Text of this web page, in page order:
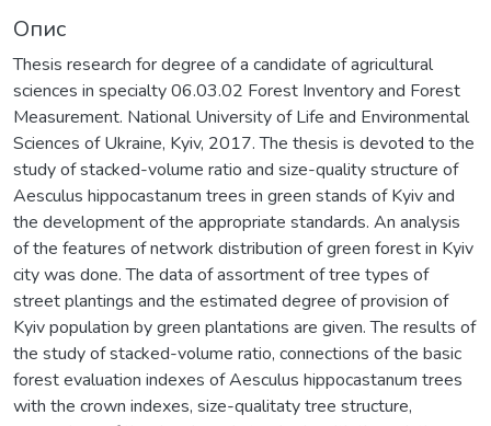
Опис
Thesis research for degree of a candidate of agricultural
sciences in specialty 06.03.02 Forest Inventory and Forest
Measurement. National University of Life and Environmental
Sciences of Ukraine, Kyiv, 2017. The thesis is devoted to the
study of stacked-volume ratio and size-quality structure of
Aesculus hippocastanum trees in green stands of Kyiv and
the development of the appropriate standards. An analysis
of the features of network distribution of green forest in Kyiv
city was done. The data of assortment of tree types of
street plantings and the estimated degree of provision of
Kyiv population by green plantations are given. The results of
the study of stacked-volume ratio, connections of the basic
forest evaluation indexes of Aesculus hippocastanum trees
with the crown indexes, size-qualitaty tree structure,